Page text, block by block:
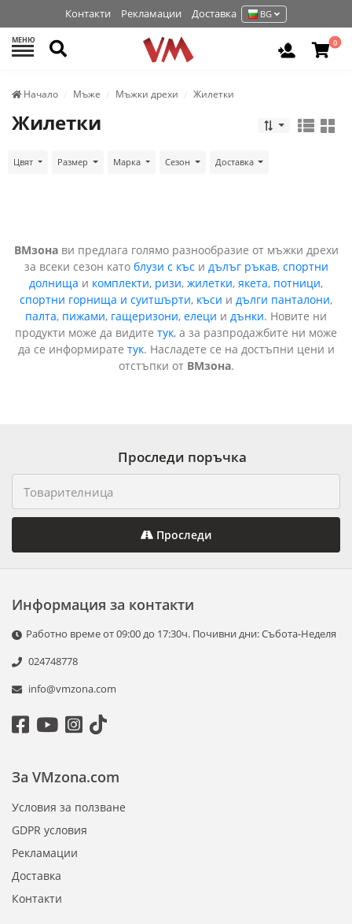
Контакти Рекламации Доставка BG
МЕНЮ Търси Вход /0
Начало Мъже Мъжки дрехи Жилетки
Жилетки
Цвят Размер Марка Сезон Доставка
ВМзона ви предлага голямо разнообразие от мъжки дрехи
за всеки сезон като блузи с къс и дълъг ръкав, спортни
долнища и комплекти, ризи, жилетки, якета, потници,
спортни горнища и суитшърти, къси и дълги панталони,
палта, пижами, гащеризони, елеци и дънки. Новите ни
продукти може да видите тук, а за разпродажбите ни може
да се информирате тук. Насладете се на достъпни цени и
отстъпки от ВМзона.
Проследи поръчка
Проследи
Информация за контакти
Работно време от 09:00 до 17:30ч. Почивни дни: Събота-Неделя
024748778
info@vmzona.com
За VMzona.com
Условия за ползване
GDPR условия
Рекламации
Доставка
Контакти